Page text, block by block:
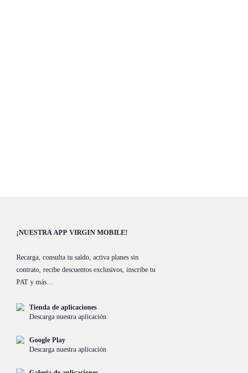
¡NUESTRA APP VIRGIN MOBILE!
Recarga, consulta tu saldo, activa planes sin
contrato, recibe descuentos exclusivos, inscribe tu
PAT y más…
Tienda de aplicaciones
Descarga nuestra aplicación
Google Play
Descarga nuestra aplicación